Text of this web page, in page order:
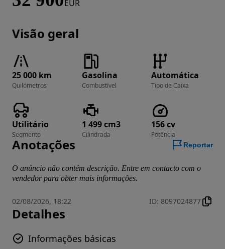
EUR
Visão geral
25 000 km
Quilómetros
Gasolina
Combustível
Automática
Tipo de Caixa
Utilitário
Segmento
1 499 cm3
Cilindrada
156 cv
Potência
Anotações Reportar
O anúncio não contém descrição. Entre em contacto com o
vendedor para obter mais informações.
02/08/2026, 18:22 ID: 8097024877
Detalhes
Informações básicas